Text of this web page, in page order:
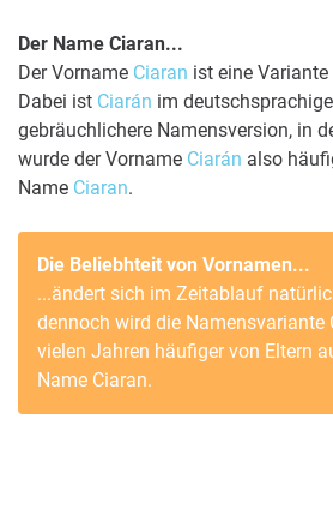
Der Name Ciaran...
Der Vorname Ciaran ist eine
Dabei ist Ciarán im
gebräuchlichere Namensversion, in
wurde der Vorname Ciarán also
Name Ciaran.
Die Beliebhteit von Vornamen...
...ändert sich im Zeitablauf
dennoch wird die Namensvariante
vielen Jahren häufiger von Eltern
Name Ciaran.